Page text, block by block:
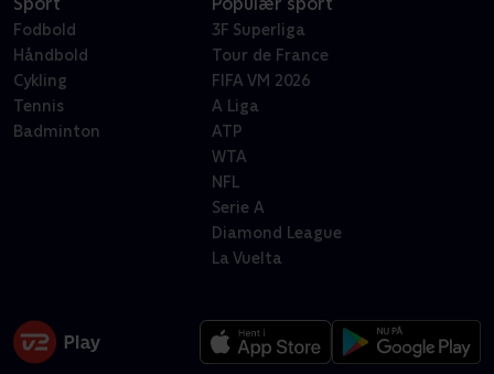
Sport
Fodbold
Håndbold
Cykling
Tennis
Badminton
Populær sport
3F Superliga
Tour de France
FIFA VM 2026
A Liga
ATP
WTA
NFL
Serie A
Diamond League
La Vuelta